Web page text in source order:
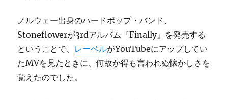
ノルウェー出身のハードポップ・バンド、
Stoneflowerが3rdアルバム『Finally』を発売する
ということで、 レーベルがYouTubeにアップしてい
たMVを見たときに、何故か得も言われぬ懐かしさを
覚えたのでした。